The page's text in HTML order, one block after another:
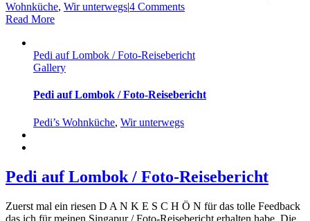
Wohnküche, Wir unterwegs|4 Comments
Read More
Pedi auf Lombok / Foto-Reisebericht
Gallery
Pedi auf Lombok / Foto-Reisebericht
Pedi’s Wohnküche, Wir unterwegs
Pedi auf Lombok / Foto-Reisebericht
Zuerst mal ein riesen D A N K E S C H Ö N für das tolle Feedback
das ich für meinen Singapur / Foto-Reisebericht erhalten habe. Die